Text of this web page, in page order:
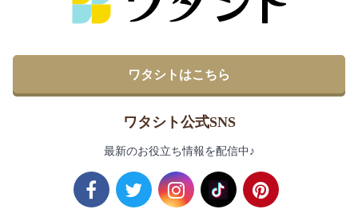
ワタシトはこちら
ワタシト公式SNS
最新のお役立ち情報を配信中♪